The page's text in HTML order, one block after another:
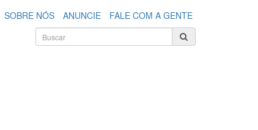
SOBRE NÓS ANUNCIE
FALE COM A GENTE